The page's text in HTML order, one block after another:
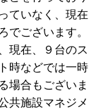
ていなく、現在
でございます。
現在、９台のス
時などでは一時
場合もございま
共施設マネジメ